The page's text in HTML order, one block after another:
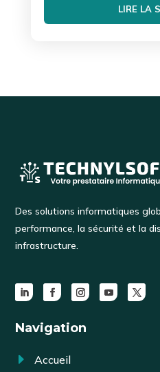
LIRE LA
Des solutions informatiques
performance, la sécurité et la
infrastructure.
Navigation
E Accueil